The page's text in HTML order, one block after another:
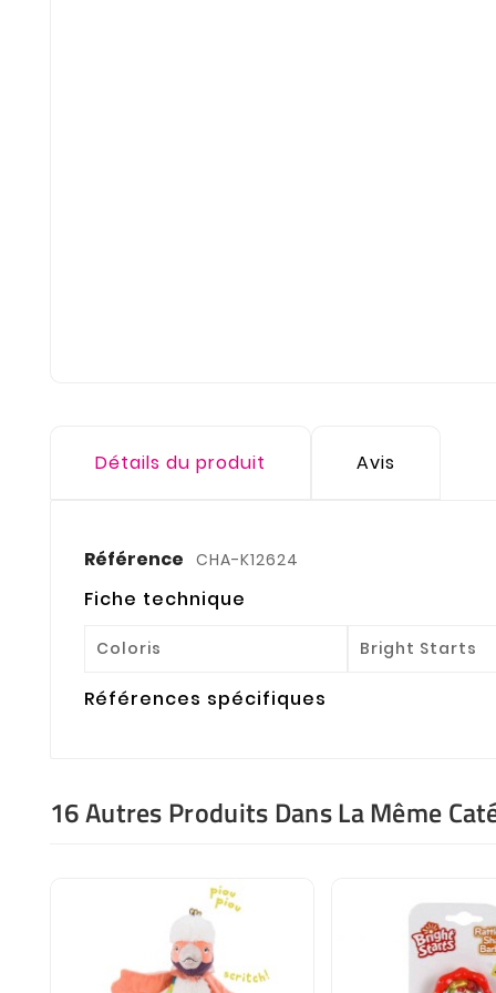
Détails du produit Avis
Référence CHA-K12624
Fiche technique
Coloris Bright Starts
Références spécifiques
16 Autres Produits Dans La Même